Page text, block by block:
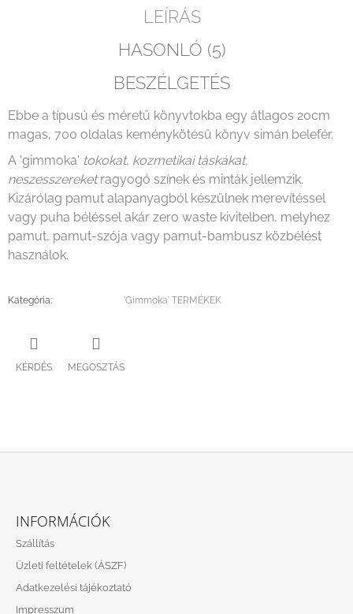
LEÍRÁS
HASONLÓ (5)
BESZÉLGETÉS
Ebbe a típusú és méretű könyvtokba egy átlagos 20cm
magas, 700 oldalas keménykötésű könyv simán belefér.
A 'gimmoka' tokokat, kozmetikai táskákat,
neszesszereketragyogó színek és minták jellemzik.
Kizárólag pamut alapanyagból készülnek merevítéssel
vagy puha béléssel akár zero waste kivitelben, melyhez
pamut, pamut-szója vagy pamut-bambusz közbélést
használok.
Kategória: 'Gimmoka' TERMÉKEK
KÉRDÉS MEGOSZTÁS
INFORMÁCIÓK
Szállítás
Üzleti feltételek (ÁSZF)
Adatkezelési tájékoztató
Impresszum